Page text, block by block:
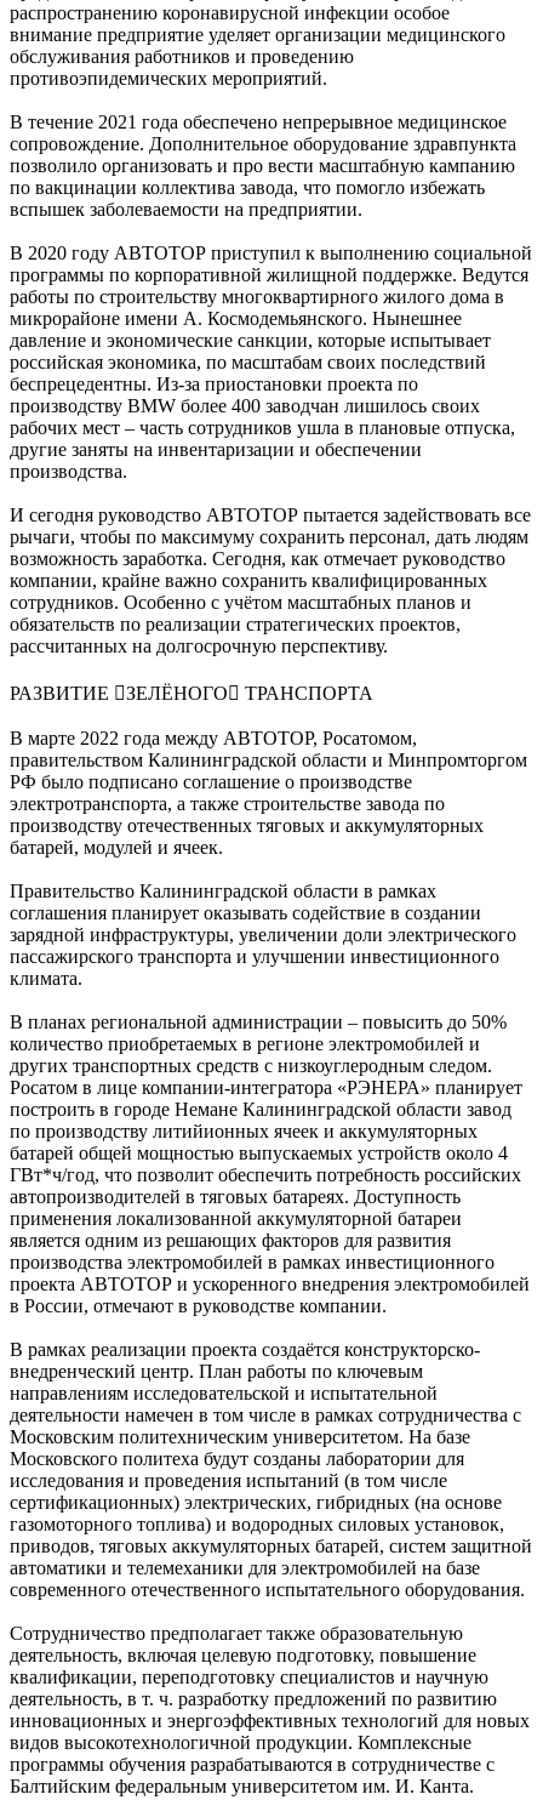
распространению коронавирусной инфекции особое
внимание предприятие уделяет организации медицинского
обслуживания работников и проведению
противоэпидемических мероприятий.
В течение 2021 года обеспечено непрерывное медицинское
сопровождение. Дополнительное оборудование здравпункта
позволило организовать и про вести масштабную кампанию
по вакцинации коллектива завода, что помогло избежать
вспышек заболеваемости на предприятии.
В 2020 году АВТОТОР приступил к выполнению социальной
программы по корпоративной жилищной поддержке. Ведутся
работы по строительству многоквартирного жилого дома в
микрорайоне имени А. Космодемьянского. Нынешнее
давление и экономические санкции, которые испытывает
российская экономика, по масштабам своих последствий
беспрецедентны. Из-за приостановки проекта по
производству BMW более 400 заводчан лишилось своих
рабочих мест – часть сотрудников ушла в плановые отпуска,
другие заняты на инвентаризации и обеспечении
производства.
И сегодня руководство АВТОТОР пытается задействовать все
рычаги, чтобы по максимуму сохранить персонал, дать людям
возможность заработка. Сегодня, как отмечает руководство
компании, крайне важно сохранить квалифицированных
сотрудников. Особенно с учётом масштабных планов и
обязательств по реализации стратегических проектов,
рассчитанных на долгосрочную перспективу.
РАЗВИТИЕ ЗЕЛЁНОГО ТРАНСПОРТА
В марте 2022 года между АВТОТОР, Росатомом,
правительством Калининградской области и Минпромторгом
РФ было подписано соглашение о производстве
электротранспорта, а также строительстве завода по
производству отечественных тяговых и аккумуляторных
батарей, модулей и ячеек.
Правительство Калининградской области в рамках
соглашения планирует оказывать содействие в создании
зарядной инфраструктуры, увеличении доли электрического
пассажирского транспорта и улучшении инвестиционного
климата.
В планах региональной администрации – повысить до 50%
количество приобретаемых в регионе электромобилей и
других транспортных средств с низкоуглеродным следом.
Росатом в лице компании-интегратора «РЭНЕРА» планирует
построить в городе Немане Калининградской области завод
по производству литийионных ячеек и аккумуляторных
батарей общей мощностью выпускаемых устройств около 4
ГВт*ч/год, что позволит обеспечить потребность российских
автопроизводителей в тяговых батареях. Доступность
применения локализованной аккумуляторной батареи
является одним из решающих факторов для развития
производства электромобилей в рамках инвестиционного
проекта АВТОТОР и ускоренного внедрения электромобилей
в России, отмечают в руководстве компании.
В рамках реализации проекта создаётся конструкторско-
внедренческий центр. План работы по ключевым
направлениям исследовательской и испытательной
деятельности намечен в том числе в рамках сотрудничества с
Московским политехническим университетом. На базе
Московского политеха будут созданы лаборатории для
исследования и проведения испытаний (в том числе
сертификационных) электрических, гибридных (на основе
газомоторного топлива) и водородных силовых установок,
приводов, тяговых аккумуляторных батарей, систем защитной
автоматики и телемеханики для электромобилей на базе
современного отечественного испытательного оборудования.
Сотрудничество предполагает также образовательную
деятельность, включая целевую подготовку, повышение
квалификации, переподготовку специалистов и научную
деятельность, в т. ч. разработку предложений по развитию
инновационных и энергоэффективных технологий для новых
видов высокотехнологичной продукции. Комплексные
программы обучения разрабатываются в сотрудничестве с
Балтийским федеральным университетом им. И. Канта.